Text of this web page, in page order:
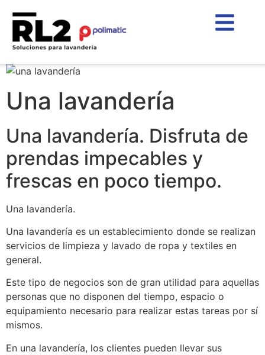
Una lavandería
Una lavandería. Disfruta de
prendas impecables y
frescas en poco tiempo.
Una lavandería.
Una lavandería es un establecimiento donde se realizan
servicios de limpieza y lavado de ropa y textiles en
general.
Este tipo de negocios son de gran utilidad para aquellas
personas que no disponen del tiempo, espacio o
equipamiento necesario para realizar estas tareas por sí
mismos.
En una lavandería, los clientes pueden llevar sus